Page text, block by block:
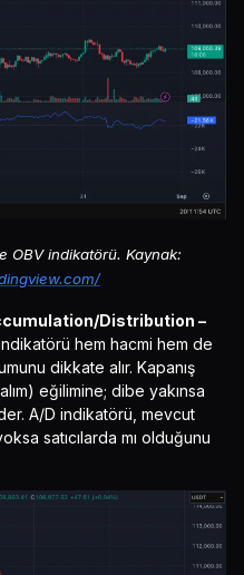
OBV indikatörü. Kaynak:
Distribution –
hem hacmi hem de
dikkate alır. Kapanış
eğilimine; dibe yakınsa
A/D indikatörü, mevcut
satıcılarda mı olduğunu